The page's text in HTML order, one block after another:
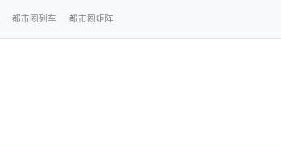
都市圈列车 都市圈矩阵